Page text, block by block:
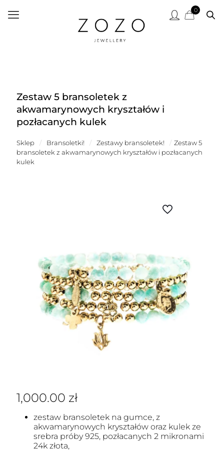
0
Zestaw 5 bransoletek z
akwamarynowych kryształów i
pozłacanych kulek
Sklep / Bransoletki! / Zestawy bransoletek! / Zestaw 5
bransoletek z akwamarynowych kryształów i pozłacanych
kulek
1,000.00 zł
zestaw bransoletek na gumce, z
akwamarynowych kryształów oraz kulek ze
srebra próby 925, pozłacanych 2 mikronami
24k złota,